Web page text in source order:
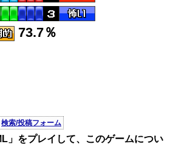
73.7％
検索/投稿フォーム
」をプレイして、このゲームについ